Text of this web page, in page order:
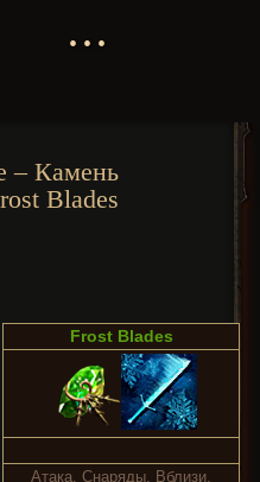
• • •
– Камень
Blades
Frost Blades
Атака, Снаряды, Вблизи,